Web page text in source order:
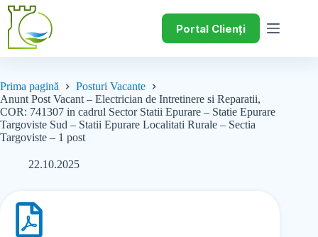
Portal Clienți
Prima pagină
Posturi Vacante
Anunt Post Vacant – Electrician de Intretinere si Reparatii,
COR: 741307 in cadrul Sector Statii Epurare – Statie Epurare
Targoviste Sud – Statii Epurare Localitati Rurale – Sectia
Targoviste – 1 post
22.10.2025